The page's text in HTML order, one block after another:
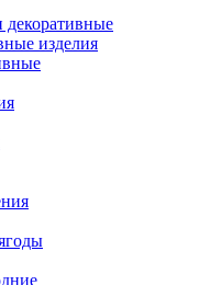
декоративные
изделия